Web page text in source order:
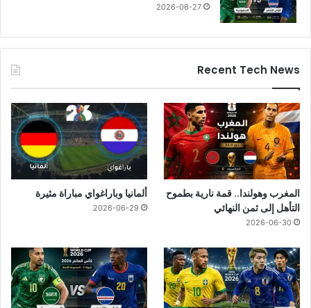
2026-06-27
Recent Tech News
المغرب وهولندا.. قمة نارية بطموح
التأهل إلى ثمن النهائي
2026-06-30
ألمانيا وباراغواي مباراة مثيرة
2026-06-29